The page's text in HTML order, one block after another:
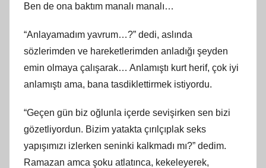
Ben de ona baktım manalı manalı…
“Anlayamadım yavrum…?” dedi, aslında
sözlerimden ve hareketlerimden anladığı şeyden
emin olmaya çalışarak… Anlamıştı kurt herif, çok iyi
anlamıştı ama, bana tasdiklettirmek istiyordu.
“Geçen gün biz oğlunla içerde sevişirken sen bizi
gözetliyordun. Bizim yatakta çırılçıplak seks
yapışımızı izlerken seninki kalkmadı mı?” dedim.
Ramazan amca şoku atlatınca, kekeleyerek,